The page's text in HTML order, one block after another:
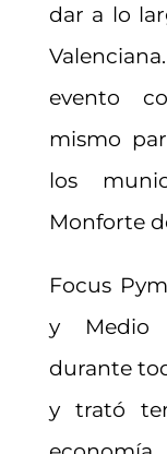
dar a lo
evento
mismo
los
Monforte
Focus
y Medio
durante
y trató